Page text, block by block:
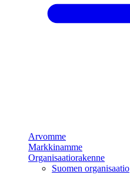
Arvomme
Markkinamme
Organisaatiorakenne
Suomen organisaatio